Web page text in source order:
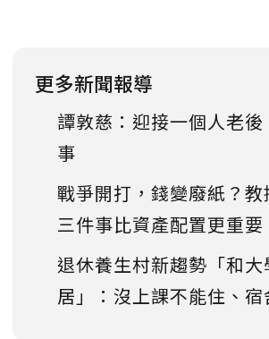
更多新聞報導
譚敦慈：迎接一個人老
事
戰爭開打，錢變廢紙？
三件事比資產配置更重要
退休養生村新趨勢「和大
居」：沒上課不能住、